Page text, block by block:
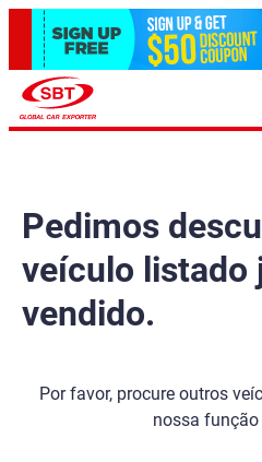
Pedimos
veículo listado
vendido.
Por favor, procure outros
nossa função